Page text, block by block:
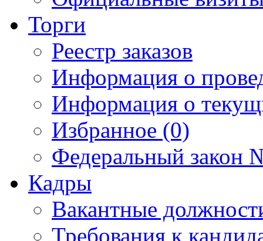
Торги
Реестр заказов
Информация о
Информация о
Избранное (0)
Федеральный закон
Кадры
Вакантные
Требования к